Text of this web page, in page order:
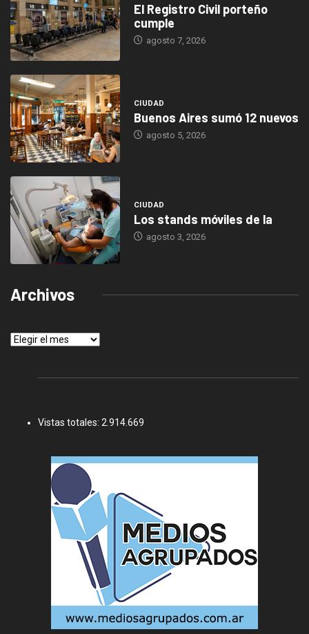
El Registro Civil porteño
cumple
agosto 7, 2026
CIUDAD
Buenos Aires sumó 12 nuevos
agosto 5, 2026
CIUDAD
Los stands móviles de la
agosto 3, 2026
Archivos
Archivos
Vistas totales: 2.914.669